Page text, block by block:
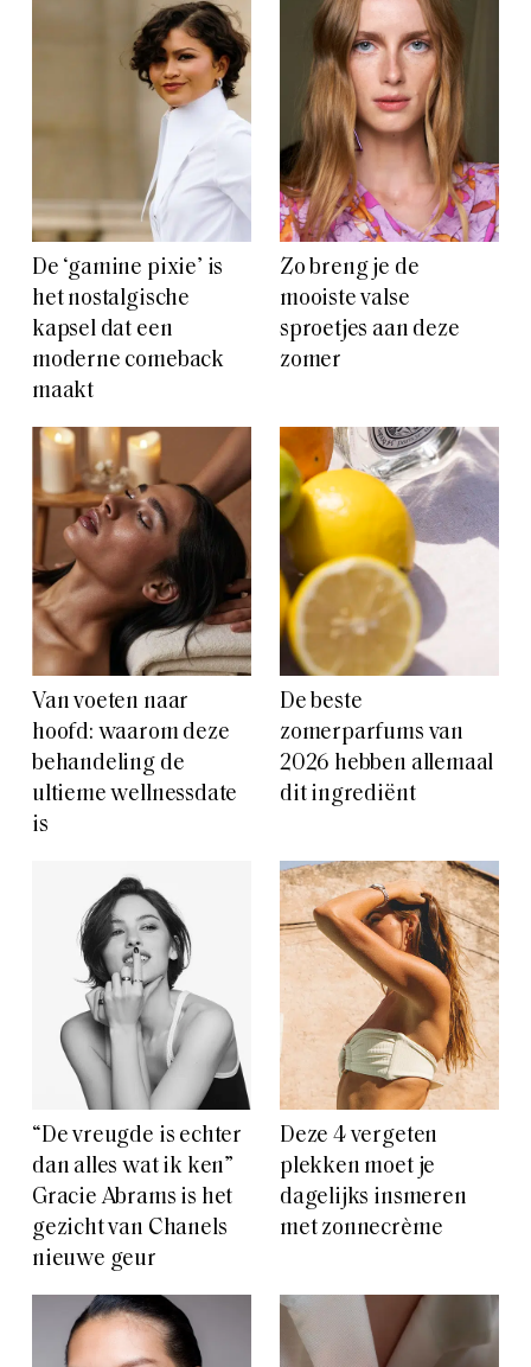
De ‘gamine pixie’ is
het nostalgische
kapsel dat een
moderne comeback
maakt
Zo breng je de
mooiste valse
sproetjes aan deze
zomer
Van voeten naar
hoofd: waarom deze
behandeling de
ultieme wellnessdate
is
De beste
zomerparfums van
2026 hebben allemaal
dit ingrediënt
“De vreugde is echter
dan alles wat ik ken”
Gracie Abrams is het
gezicht van Chanels
nieuwe geur
Deze 4 vergeten
plekken moet je
dagelijks insmeren
met zonnecrème